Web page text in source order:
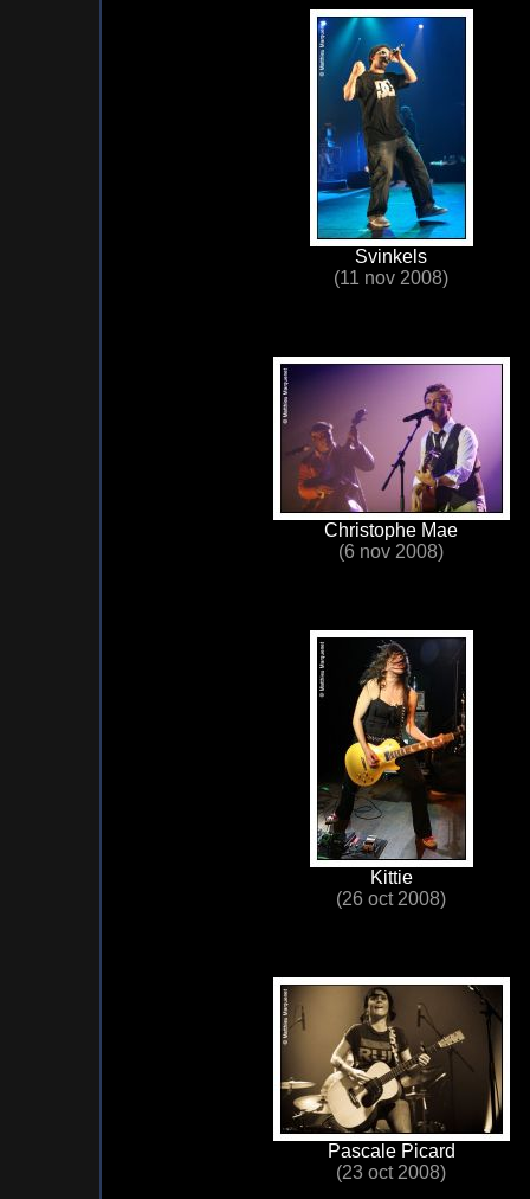
Svinkels
(11 nov 2008)
Christophe Mae
(6 nov 2008)
Kittie
(26 oct 2008)
Pascale Picard
(23 oct 2008)